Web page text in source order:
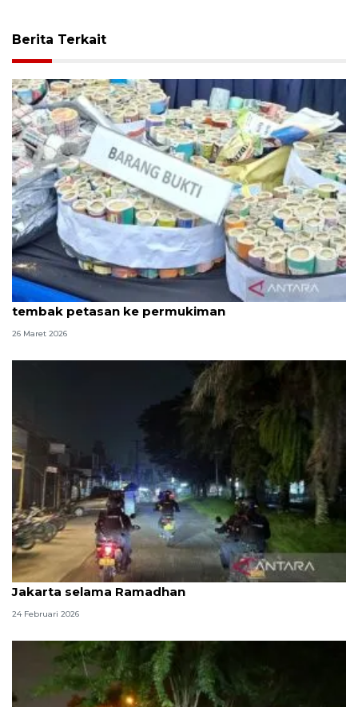
Berita Terkait
Ingin tawuran, kelompok pemuda di Jaktim
tembak petasan ke permukiman
26 Maret 2026
Sinergi Polisi-masyarakat redam tawuran di
Jakarta selama Ramadhan
24 Februari 2026